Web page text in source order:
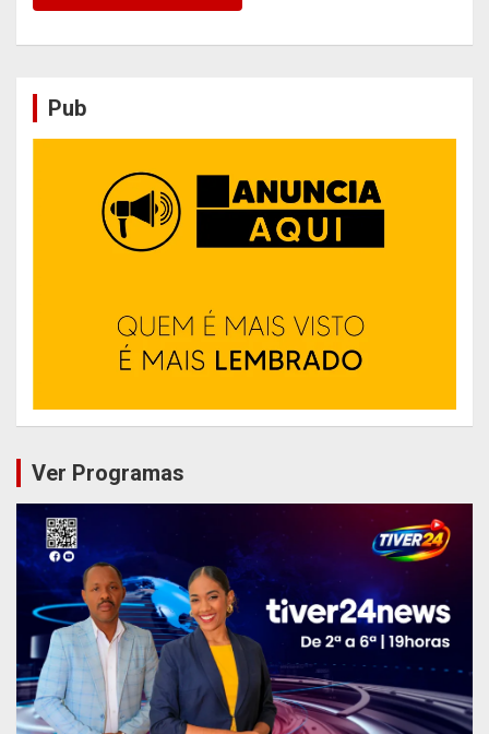
Pub
Ver Programas